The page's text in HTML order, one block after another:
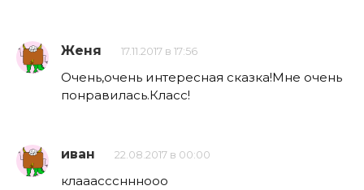
Женя 17.11.2017 в 17:56
Очень,очень интересная сказка!Мне очень
понравилась.Класс!
иван 22.08.2017 в 00:00
клааассснннооо